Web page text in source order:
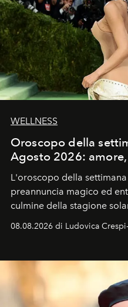
WELLNESS
Oroscopo della
Agosto 2026:
L'oroscopo della
preannuncia magico ed
culmine della stagione
favorevole della Luna
ideale per la notte delle
08.08.2026 di Ludovica